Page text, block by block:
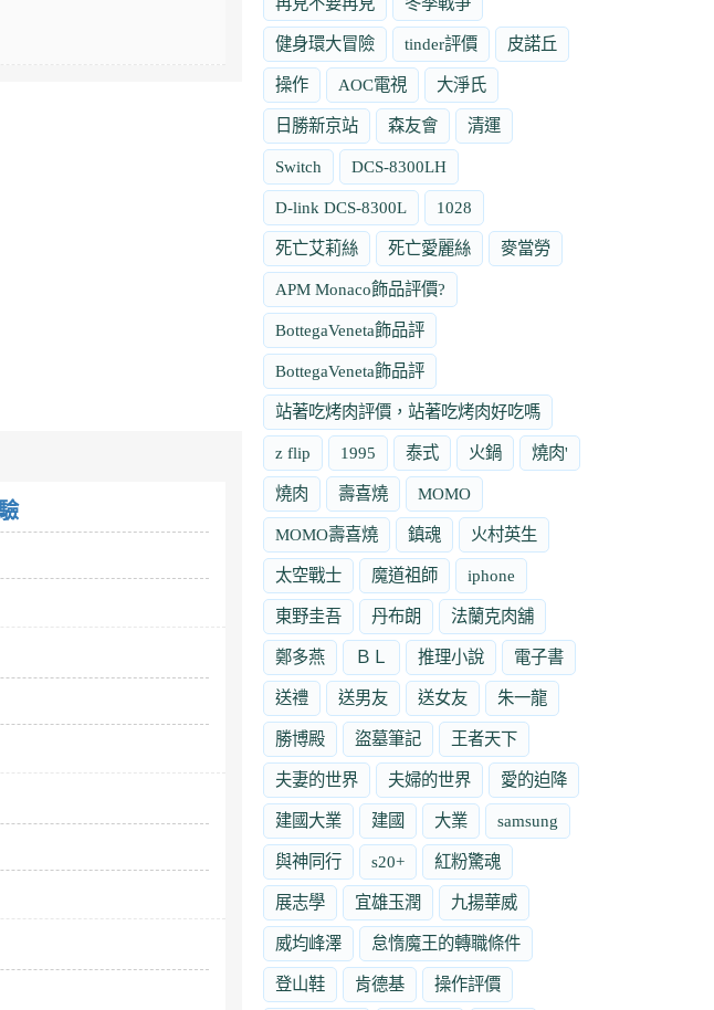
健身環大冒險 tinder評價 皮諾丘
操作 AOC電視 大淨氏
日勝新京站 森友會 清運
Switch DCS-8300LH
D-link DCS-8300L 1028
死亡艾莉絲 死亡愛麗絲 麥當勞
APM Monaco飾品評價?
BottegaVeneta飾品評
BottegaVeneta飾品評
站著吃烤肉評價，站著吃烤肉好吃嗎
z flip 1995 泰式 火鍋 燒肉'
燒肉 壽喜燒 MOMO
MOMO壽喜燒 鎮魂 火村英生
太空戰士 魔道祖師 iphone
東野圭吾 丹布朗 法蘭克肉舖
鄭多燕 ＢＬ 推理小說 電子書
送禮 送男友 送女友 朱一龍
勝博殿 盜墓筆記 王者天下
夫妻的世界 夫婦的世界 愛的迫降
建國大業 建國 大業 samsung
與神同行 s20+ 紅粉驚魂
展志學 宜雄玉潤 九揚華威
威均峰澤 怠惰魔王的轉職條件
登山鞋 肯德基 操作評價